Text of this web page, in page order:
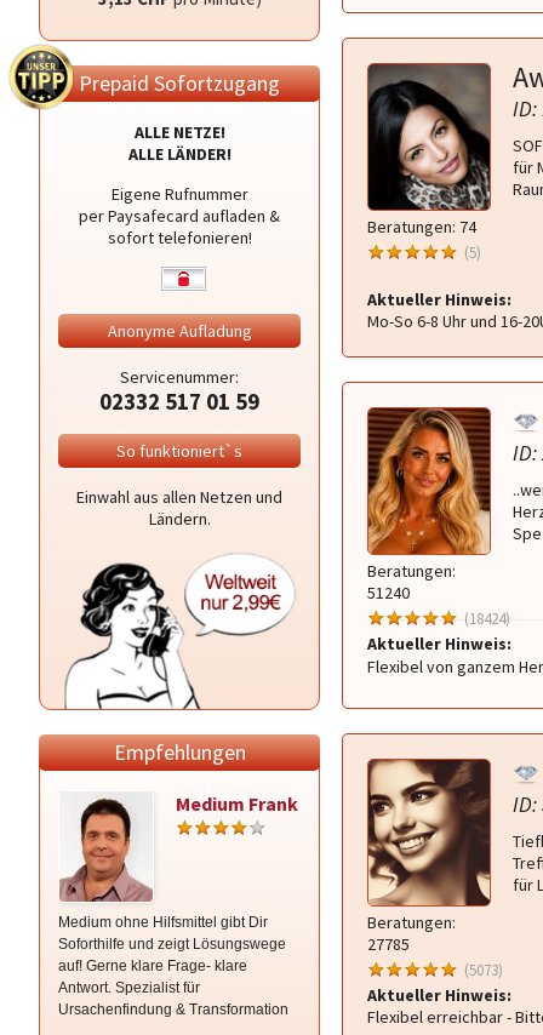
Prepaid Sofortzugang
ALLE NETZE!
ALLE LÄNDER!
Eigene Rufnummer
per Paysafecard aufladen &
sofort telefonieren!
Anonyme Aufladung
Servicenummer:
02332 517 01 59
So funktioniert`s
Einwahl aus allen Netzen und
Ländern.
Empfehlungen
Medium Frank
Medium ohne Hilfsmittel gibt Dir
Soforthilfe und zeigt Lösungswege
auf! Gerne klare Frage- klare
Antwort. Spezialist für
Ursachenfindung & Transformation
Alexander
Mit Empathie, Herz und ehrlichen,
klaren Worten unterstütze ich dich
auf deinem Lebensweg. Ich freue
mich auf Dich ❤ ️✨ 🌈
Beratungen: 74
(5)
ID:
für
Aktueller Hinweis:
Mo-So 6-8 Uhr und 16-
Beratungen:
51240
(18424)
ID:
Aktueller Hinweis:
Flexibel von ganzem
Beratungen:
27785
(5073)
ID:
für
Aktueller Hinweis:
Flexibel erreichbar -